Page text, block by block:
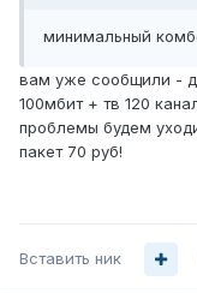
минимальный
вам уже сообщили -
100мбит + тв 120
проблемы будем
пакет 70 руб!
Вставить ник